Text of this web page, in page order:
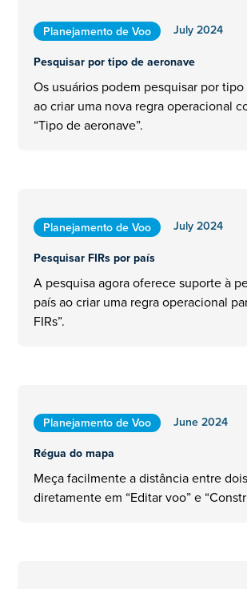
Planejamento de Voo
July 2024
Pesquisar por tipo de aeronave
Os usuários podem pesquisar por
ao criar uma nova regra operacional
“Tipo de aeronave”.
Planejamento de Voo
July 2024
Pesquisar FIRs por país
A pesquisa agora oferece suporte à
país ao criar uma regra operacional
FIRs”.
Planejamento de Voo
June 2024
Régua do mapa
Meça facilmente a distância entre
diretamente em “Editar voo” e